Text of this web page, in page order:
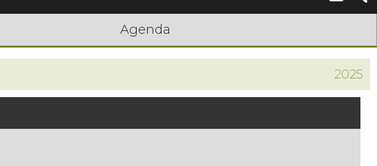
Agenda
2025